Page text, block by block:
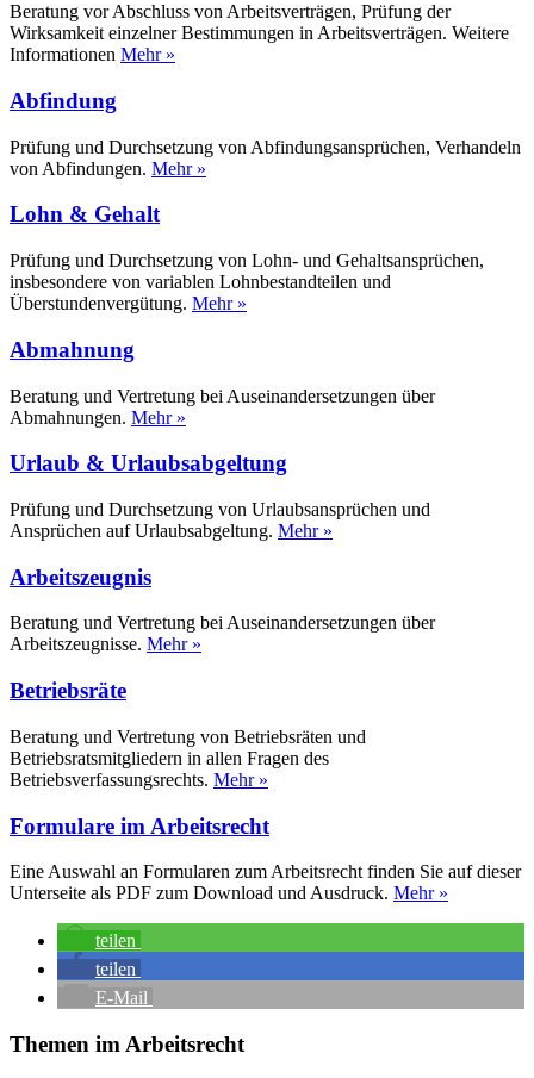
Beratung vor Abschluss von Arbeitsverträgen, Prüfung der
Wirksamkeit einzelner Bestimmungen in Arbeitsverträgen. Weitere
Informationen Mehr »
Abfindung
Prüfung und Durchsetzung von Abfindungsansprüchen, Verhandeln
von Abfindungen. Mehr »
Lohn & Gehalt
Prüfung und Durchsetzung von Lohn- und Gehaltsansprüchen,
insbesondere von variablen Lohnbestandteilen und
Überstundenvergütung. Mehr »
Abmahnung
Beratung und Vertretung bei Auseinandersetzungen über
Abmahnungen. Mehr »
Urlaub & Urlaubsabgeltung
Prüfung und Durchsetzung von Urlaubsansprüchen und
Ansprüchen auf Urlaubsabgeltung. Mehr »
Arbeitszeugnis
Beratung und Vertretung bei Auseinandersetzungen über
Arbeitszeugnisse. Mehr »
Betriebsräte
Beratung und Vertretung von Betriebsräten und
Betriebsratsmitgliedern in allen Fragen des
Betriebsverfassungsrechts. Mehr »
Formulare im Arbeitsrecht
Eine Auswahl an Formularen zum Arbeitsrecht finden Sie auf dieser
Unterseite als PDF zum Download und Ausdruck. Mehr »
teilen
teilen
E-Mail
Themen im Arbeitsrecht